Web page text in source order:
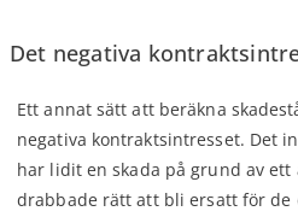
Det negativa
Ett annat sätt att beräkna
negativa kontraktsintresset. Det
har lidit en skada på grund av
drabbade rätt att bli ersatt för de